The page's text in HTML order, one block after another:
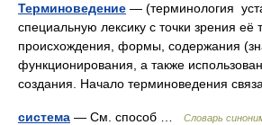
Терминоведение — (терминология
специальную лексику с точки зрения её
происхождения, формы, содержания
функционирования, а также
создания. Начало терминоведения
система — См. способ … Словарь